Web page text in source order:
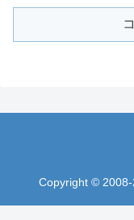
Copyright © 2008-